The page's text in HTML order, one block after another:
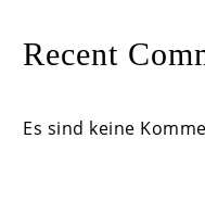
Recent
Es sind keine